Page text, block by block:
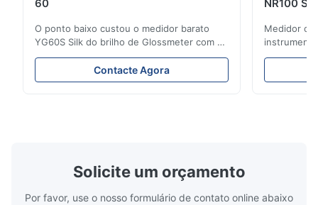
60
O ponto baixo custou o medidor barato
YG60S Silk do brilho de Glossmeter com 60
medida lustrosa de gu do grau 200 O
medidor econômico do brilho de YG60S
60° pode testar o material com brilho (0-
Contacte Agora
NR100
Medidor
colorímetro
Colorímetro
Solicite um orçamento
Por favor, use o nosso formulário de contato online abaixo